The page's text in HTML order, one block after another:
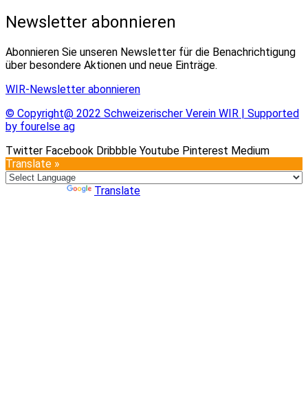
Newsletter abonnieren
Abonnieren Sie unseren Newsletter für die Benachrichtigung
über besondere Aktionen und neue Einträge.
WIR-Newsletter abonnieren
© Copyright@ 2022 Schweizerischer Verein WIR | Supported
by fourelse ag
Twitter Facebook Dribbble Youtube Pinterest Medium
Translate »
Translate